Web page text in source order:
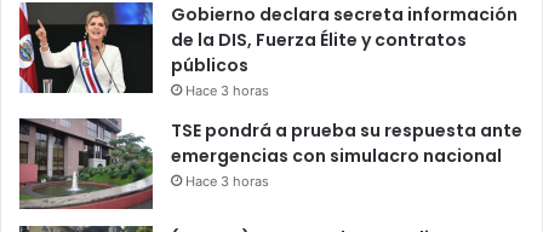
Gobierno declara secreta información
de la DIS, Fuerza Élite y contratos
públicos
Hace 3 horas
TSE pondrá a prueba su respuesta ante
emergencias con simulacro nacional
Hace 3 horas